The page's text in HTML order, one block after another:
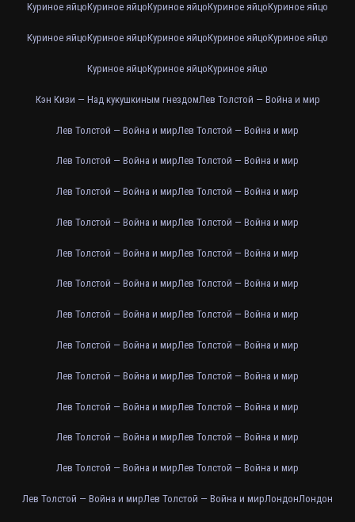
Куриное яйцоКуриное яйцоКуриное яйцоКуриное яйцоКуриное яйцо
Куриное яйцоКуриное яйцоКуриное яйцоКуриное яйцоКуриное яйцо
Куриное яйцоКуриное яйцоКуриное яйцо
Кэн Кизи — Над кукушкиным гнездомЛев Толстой — Война и мир
Лев Толстой — Война и мирЛев Толстой — Война и мир
Лев Толстой — Война и мирЛев Толстой — Война и мир
Лев Толстой — Война и мирЛев Толстой — Война и мир
Лев Толстой — Война и мирЛев Толстой — Война и мир
Лев Толстой — Война и мирЛев Толстой — Война и мир
Лев Толстой — Война и мирЛев Толстой — Война и мир
Лев Толстой — Война и мирЛев Толстой — Война и мир
Лев Толстой — Война и мирЛев Толстой — Война и мир
Лев Толстой — Война и мирЛев Толстой — Война и мир
Лев Толстой — Война и мирЛев Толстой — Война и мир
Лев Толстой — Война и мирЛев Толстой — Война и мир
Лев Толстой — Война и мирЛев Толстой — Война и мир
Лев Толстой — Война и мирЛев Толстой — Война и мирЛондонЛондон